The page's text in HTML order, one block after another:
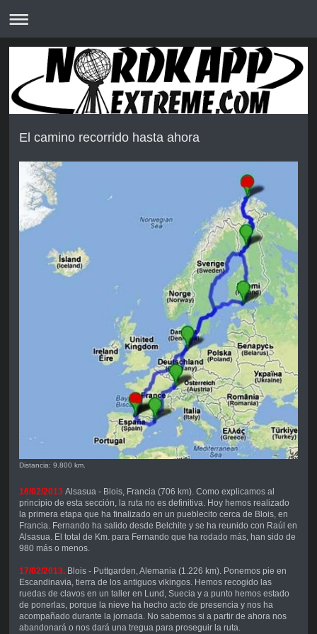
El camino recorrido hasta ahora
Distancia: 9.800 km.
16/02/2013Alsasua - Blois, Francia (706 km). Como explicamos al
principio de esta sección, la ruta no es definitiva. Hoy hemos realizado
la primera etapa que ha finalizado en un pueblecito cerca de Blois, en
Francia. Fernando ha salido desde Belchite y se ha reunido con Raúl en
Alsasua. El total de Km. para Fernando que ha rodado más, han sido de
980 más o menos.
17/02/2013.Blois - Puttgarden, Alemania (1.226 km). Ponemos pie en
Escandinavia, tierra de los antiguos vikingos. Hemos recogido las
ruedas de clavos en un taller en Lund, Suecia y a punto hemos estado
de ponerlas, porque la nieve ha hecho acto de presencia y nos ha
acompañado durante la jornada. No sabemos si a partir de ahora nos
abandonará o nos dará una tregua para proseguir la ruta.